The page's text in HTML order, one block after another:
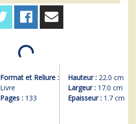
Format et Reliure :
Livre
Pages :133
Hauteur : 22.0 cm
Largeur : 17.0 cm
Epaisseur : 1.7 cm